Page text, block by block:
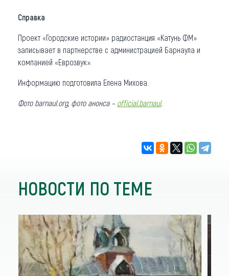
Справка
Проект «Городские истории» радиостанция «Катунь ФМ»
записывает в партнерстве с администрацией Барнаула и
компанией «Еврозвук».
Информацию подготовила Елена Михова.
Фото barnaul.org, фото анонса – official.barnaul.
НОВОСТИ ПО ТЕМЕ